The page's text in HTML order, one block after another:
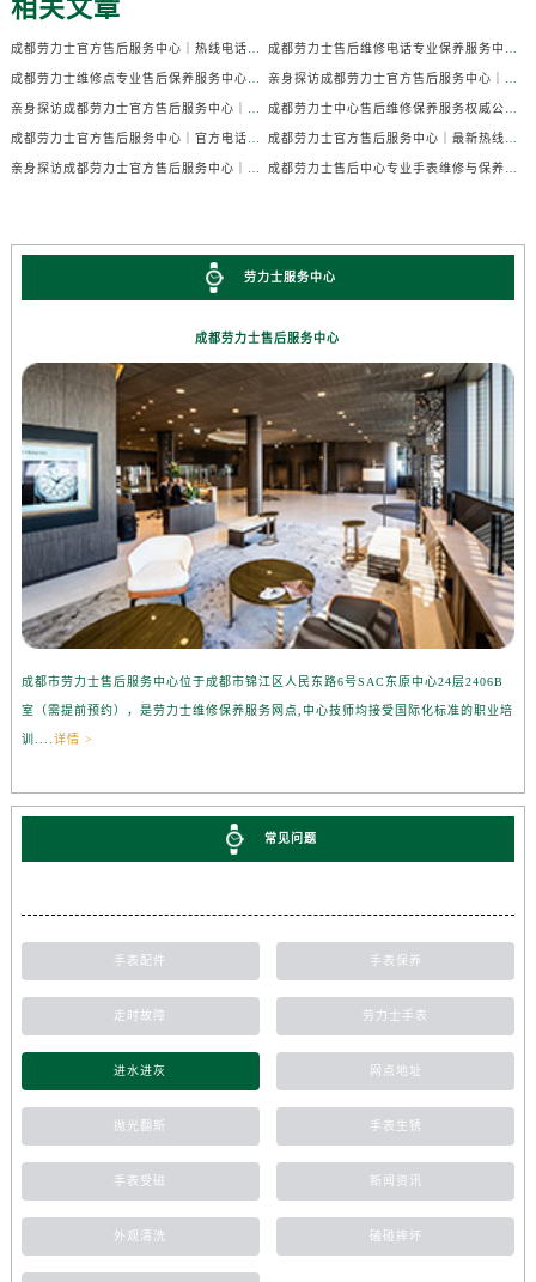
相关文章
劳力士服务中心
成都劳力士售后服务中心
成都市劳力士售后服务中心位于成都市锦江区人民东路6号SAC东原中心24层2406B
室（需提前预约），是劳力士维修保养服务网点,中心技师均接受国际化标准的职业培
训.... 详情 >
常见问题
手表配件 手表保养
走时故障 劳力士手表
进水进灰 网点地址
抛光翻新 手表生锈
手表受磁 新闻资讯
外观清洗 磕碰摔坏